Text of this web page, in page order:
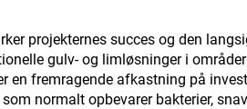
nye
projekternes succes og den
gulv- og limløsninger i
fremragende afkastning på
normalt opbevarer bakterier,